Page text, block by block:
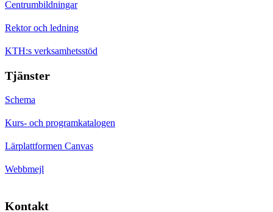
Centrumbildningar
Rektor och ledning
KTH:s verksamhetsstöd
Tjänster
Schema
Kurs- och programkatalogen
Lärplattformen Canvas
Webbmejl
Kontakt